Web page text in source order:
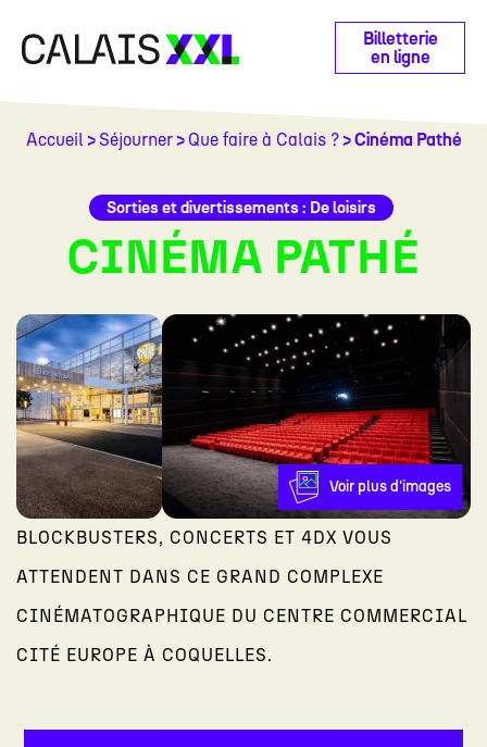
Billetterie
en ligne
Accueil> Séjourner> Que faire à Calais ?> Cinéma Pathé
Sorties et divertissements : De loisirs
CINÉMA PATHÉ
Voir plus d'images
BLOCKBUSTERS, CONCERTS ET 4DX VOUS
ATTENDENT DANS CE GRAND COMPLEXE
CINÉMATOGRAPHIQUE DU CENTRE COMMERCIAL
CITÉ EUROPE À COQUELLES.